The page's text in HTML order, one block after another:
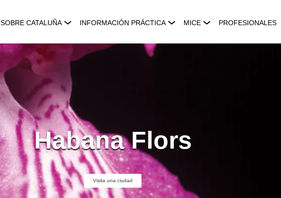
SOBRE CATALUÑA INFORMACIÓN PRÁCTICA MICE PROFESIONALES
Habana Flors
Visita una ciudad